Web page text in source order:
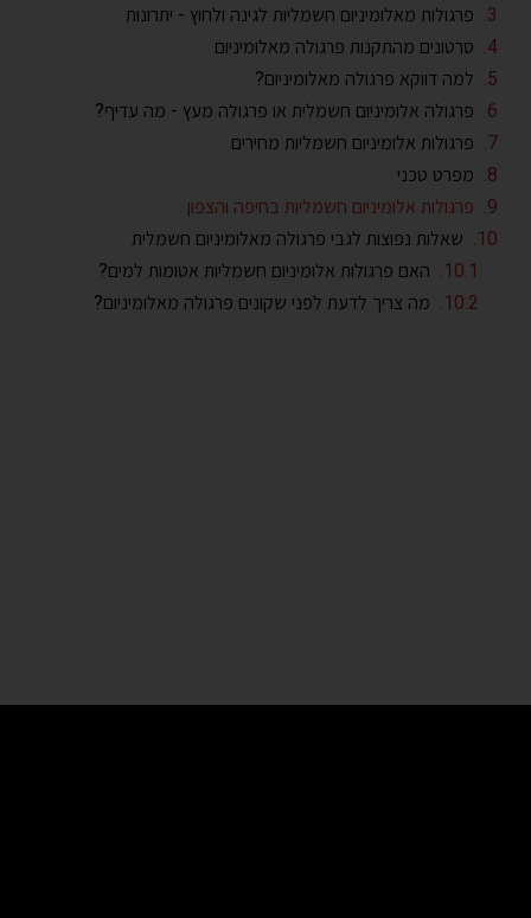
פרגולות מאלומיניום חשמליות לגינה ולחוץ - יתרונות
סרטונים מהתקנות פרגולה מאלומיניום
למה דווקא פרגולה מאלומיניום?
פרגולה אלומיניום חשמלית או פרגולה מעץ - מה עדיף?
פרגולות אלומיניום חשמליות מחירים
מפרט טכני
פרגולות אלומיניום חשמליות בחיפה והצפון
שאלות נפוצות לגבי פרגולה מאלומיניום חשמלית
האם פרגולות אלומיניום חשמליות אטומות למים?
מה צריך לדעת לפני שקונים פרגולה מאלומיניום?